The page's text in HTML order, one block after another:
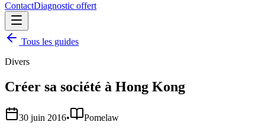
ContactDiagnostic offert
Tous les guides
Divers
Créer sa société à Hong Kong
30 juin 2016•
Pomelaw